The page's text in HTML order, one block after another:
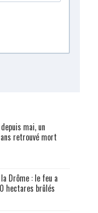
mai, un
retrouvé mort
Drôme : le feu a
hectares brûlés